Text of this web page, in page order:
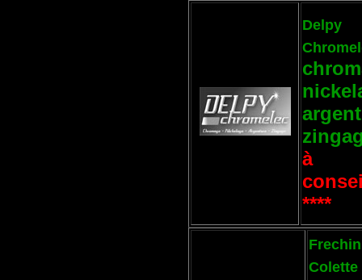
Delpy
à
****
Frechin
Colette